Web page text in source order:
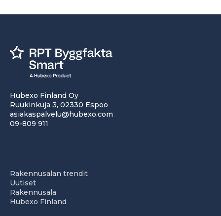
Hubexo Finland Oy
Ruukinkuja 3, 02330 Espoo
asiakaspalvelu@hubexo.com
09-809 911
Rakennusalan trendit
Uutiset
Rakennusala
Hubexo Finland